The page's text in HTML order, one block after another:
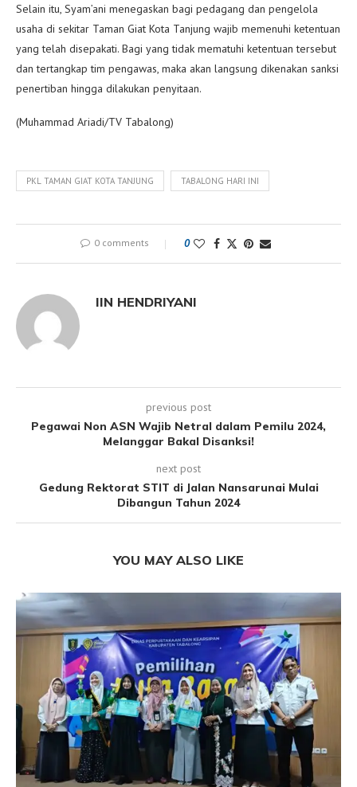
Selain itu, Syam’ani menegaskan bagi pedagang dan pengelola
usaha di sekitar Taman Giat Kota Tanjung wajib memenuhi ketentuan
yang telah disepakati. Bagi yang tidak mematuhi ketentuan tersebut
dan tertangkap tim pengawas, maka akan langsung dikenakan sanksi
penertiban hingga dilakukan penyitaan.
(Muhammad Ariadi/TV Tabalong)
PKL TAMAN GIAT KOTA TANJUNG TABALONG HARI INI
0 comments 0
IIN HENDRIYANI
previous post
Pegawai Non ASN Wajib Netral dalam Pemilu 2024,
Melanggar Bakal Disanksi!
next post
Gedung Rektorat STIT di Jalan Nansarunai Mulai
Dibangun Tahun 2024
YOU MAY ALSO LIKE